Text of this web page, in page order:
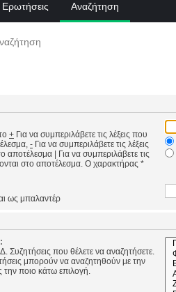
Αναζήτηση
+ Για να συμπεριλάβετε τις λέξεις που
- Για να συμπεριλάβετε τις λέξεις
αποτέλεσμα | Για να συμπεριλάβετε τις
στο αποτέλεσμα. Ο χαρακτήρας *
ως μπαλαντέρ
Συζητήσεις που θέλετε να αναζητήσετε.
μπορούν να αναζητηθούν με την
την ποιο κάτω επιλογή.